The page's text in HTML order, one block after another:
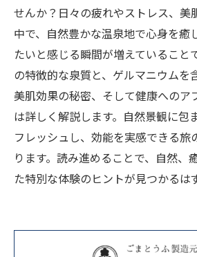
せんか？日々の疲れやストレス、美
中で、自然豊かな温泉地で心身を癒
たいと感じる瞬間が増えていること
の特徴的な泉質と、ゲルマニウムを
美肌効果の秘密、そして健康へのア
は詳しく解説します。自然景観に包
フレッシュし、効能を実感できる旅
ります。読み進めることで、自然、
た特別な体験のヒントが見つかるは